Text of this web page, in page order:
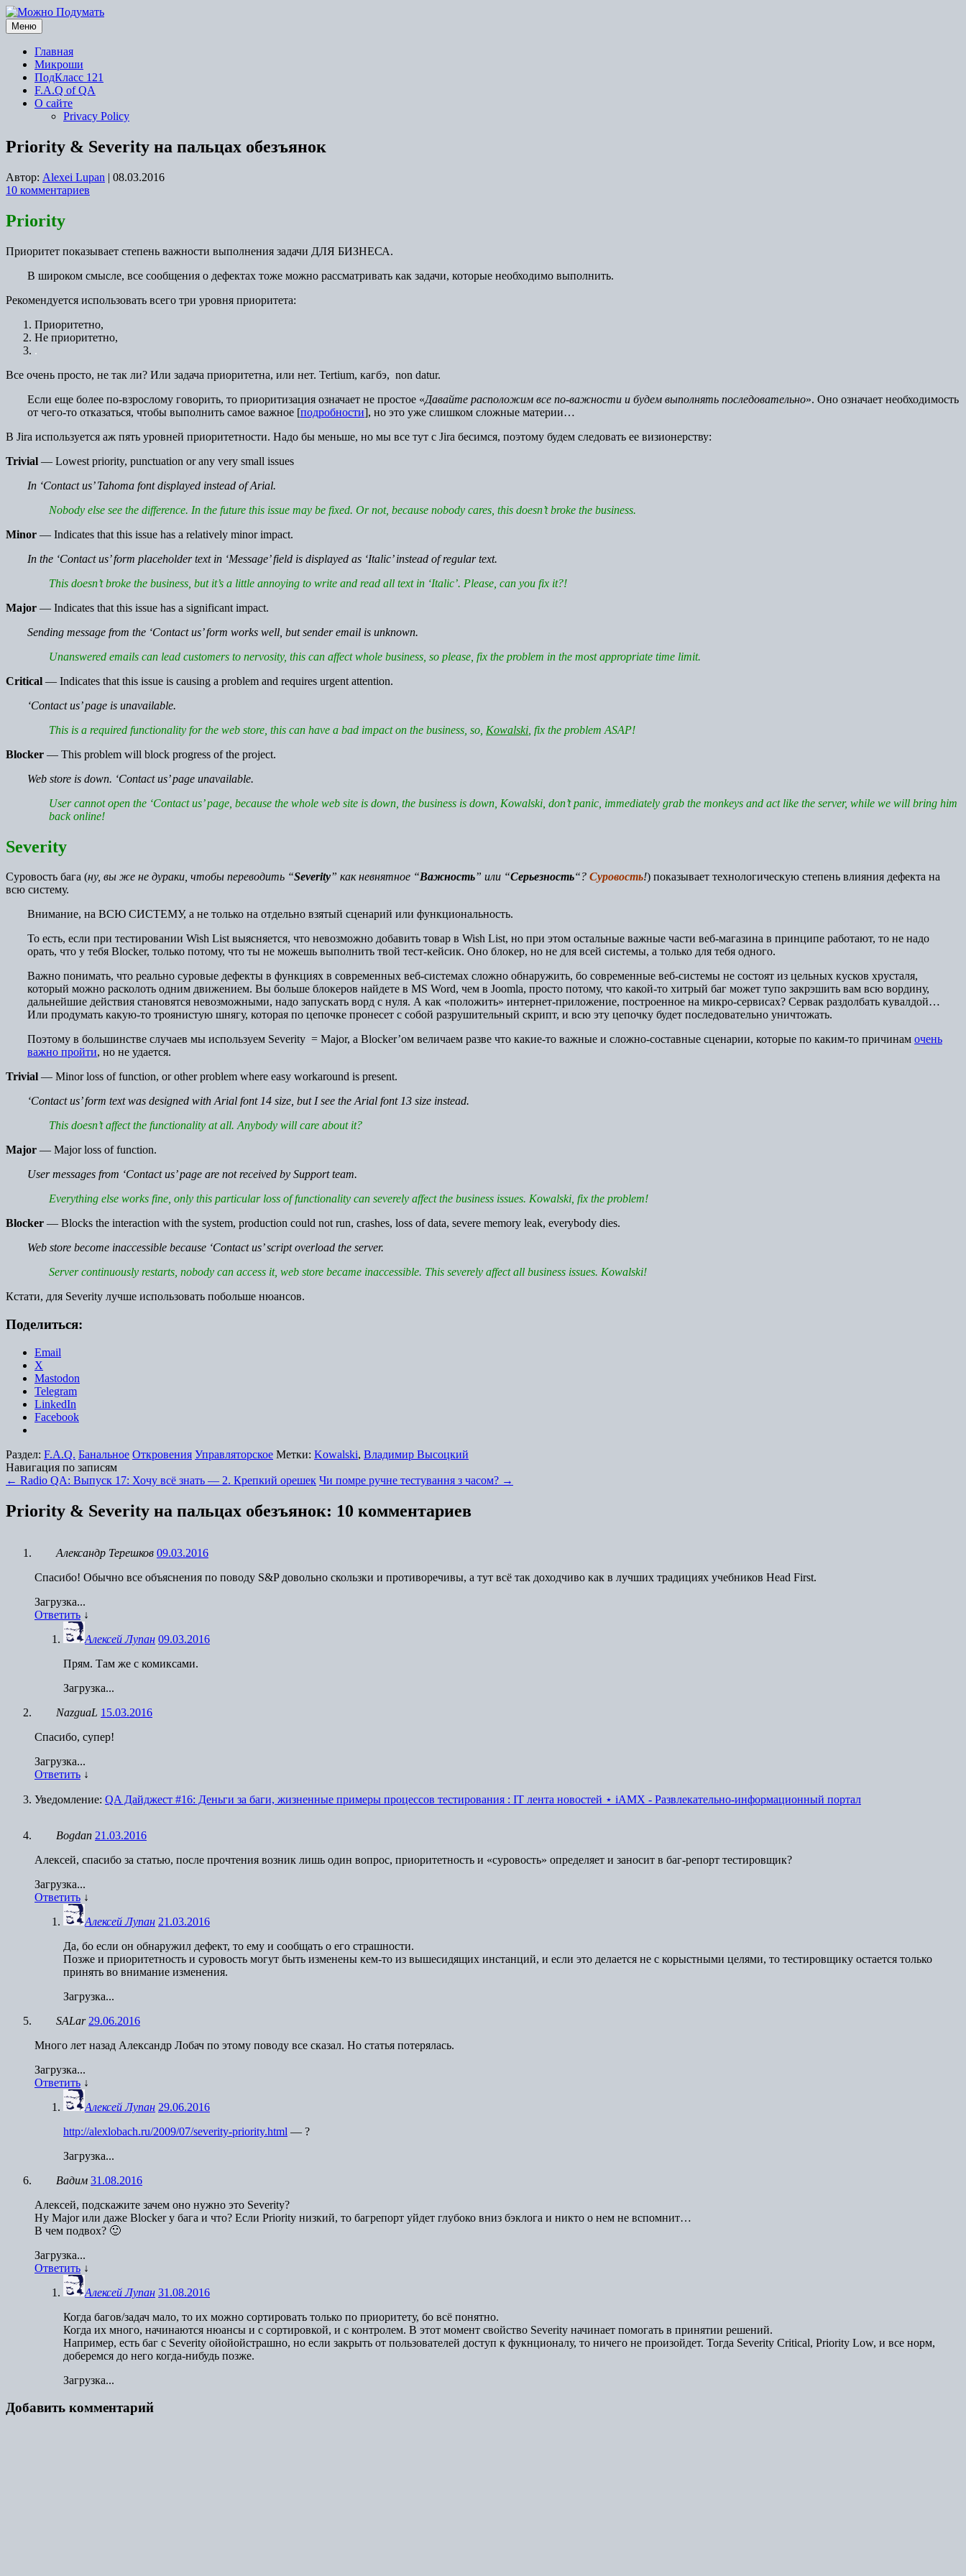
Перейти
к
содержимому
Меню
Главная
Микроши
ПодКласс 121
F.A.Q of QA
О сайте
Privacy Policy
Priority & Severity на пальцах обезъянок
Автор: Alexei Lupan | 08.03.2016
10 комментариев
Priority
Приоритет показывает степень важности выполнения задачи ДЛЯ БИЗНЕСА.
В широком смысле, все сообщения о дефектах тоже можно рассматривать как задачи, которые необходимо выполнить.
Рекомендуется использовать всего три уровня приоритета:
Приоритетно,
Не приоритетно,
.
Все очень просто, не так ли? Или задача приоритетна, или нет. Tertium, кагбэ, non datur.
Если еще более по-взрослому говорить, то приоритизация означает не простое «Давайте расположим все по-важности и будем выполнять последовательно». Оно означает необходимость
от чего-то отказаться, чтобы выполнить самое важное [подробности], но это уже слишком сложные материи…
В Jira используется аж пять уровней приоритетности. Надо бы меньше, но мы все тут с Jira бесимся, поэтому будем следовать ее визионерству:
Trivial — Lowest priority, punctuation or any very small issues
In ‘Contact us’ Tahoma font displayed instead of Arial.
Nobody else see the difference. In the future this issue may be fixed. Or not, because nobody cares, this doesn’t broke the business.
Minor — Indicates that this issue has a relatively minor impact.
In the ‘Contact us’ form placeholder text in ‘Message’ field is displayed as ‘Italic’ instead of regular text.
This doesn’t broke the business, but it’s a little annoying to write and read all text in ‘Italic’. Please, can you fix it?!
Major — Indicates that this issue has a significant impact.
Sending message from the ‘Contact us’ form works well, but sender email is unknown.
Unanswered emails can lead customers to nervosity, this can affect whole business, so please, fix the problem in the most appropriate time limit.
Critical — Indicates that this issue is causing a problem and requires urgent attention.
‘Contact us’ page is unavailable.
This is a required functionality for the web store, this can have a bad impact on the business, so, Kowalski , fix the problem ASAP!
Blocker — This problem will block progress of the project.
Web store is down. ‘Contact us’ page unavailable.
User cannot open the ‘Contact us’ page, because the whole web site is down, the business is down, Kowalski , don’t panic, immediately grab the monkeys and act like the server, while we will bring him
back online!
Severity
Суровость бага (ну, вы же не дураки, чтобы переводить “Severity” как невнятное “Важность” или “Серьезность“? Суровость!) показывает технологическую степень влияния дефекта на
всю систему.
Внимание, на ВСЮ СИСТЕМУ, а не только на отдельно взятый сценарий или функциональность.
То есть, если при тестировании Wish List выясняется, что невозможно добавить товар в Wish List, но при этом остальные важные части веб-магазина в принципе работают, то не надо
орать, что у тебя Blocker, только потому, что ты не можешь выполнить твой тест-кейсик. Оно блокер, но не для всей системы, а только для тебя одного.
Важно понимать, что реально суровые дефекты в функциях в современных веб-системах сложно обнаружить, бо современные веб-системы не состоят из цельных кусков хрусталя,
который можно расколоть одним движением. Вы больше блокеров найдете в MS Word, чем в Joomla, просто потому, что какой-то хитрый баг может тупо закрэшить вам всю вордину,
дальнейшие действия становятся невозможными, надо запускать ворд с нуля. А как «положить» интернет-приложение, построенное на микро-сервисах? Сервак раздолбать кувалдой…
Или продумать какую-то троянистую шнягу, которая по цепочке пронесет с собой разрушительный скрипт, и всю эту цепочку будет последовательно уничтожать.
Поэтому в большинстве случаев мы используем Severity = Major, а Blocker’ом величаем разве что какие-то важные и сложно-составные сценарии, которые по каким-то причинам очень
важно пройти, но не удается.
Trivial — Minor loss of function, or other problem where easy workaround is present.
‘Contact us’ form text was designed with Arial font 14 size, but I see the Arial font 13 size instead.
This doesn’t affect the functionality at all. Anybody will care about it?
Major — Major loss of function.
User messages from ‘Contact us’ page are not received by Support team.
Everything else works fine, only this particular loss of functionality can severely affect the business issues. Kowalski, fix the problem!
Blocker — Blocks the interaction with the system, production could not run, crashes, loss of data, severe memory leak, everybody dies.
Web store become inaccessible because ‘Contact us’ script overload the server.
Server continuously restarts, nobody can access it, web store became inaccessible. This severely affect all business issues. Kowalski!
Кстати, для Severity лучше использовать побольше нюансов.
Поделиться:
Email
X
Mastodon
Telegram
LinkedIn
Facebook
Раздел: F.A.Q. Банальное Откровения Управляторское Метки: Kowalski, Владимир Высоцкий
Навигация по записям
← Radio QA: Выпуск 17: Хочу всё знать — 2. Крепкий орешек Чи помре ручне тестування з часом? →
Priority & Severity на пальцах обезъянок: 10 комментариев
Александр Терешков 09.03.2016
Спасибо! Обычно все объяснения по поводу S&P довольно скользки и противоречивы, а тут всё так доходчиво как в лучших традициях учебников Head First.
Загрузка...
Ответить ↓
Алексей Лупан 09.03.2016
Прям. Там же с комиксами.
Загрузка...
NazguaL 15.03.2016
Спасибо, супер!
Загрузка...
Ответить ↓
Уведомление: QA Дайджест #16: Деньги за баги, жизненные примеры процессов тестирования : IT лента новостей ⋆ iAMX - Развлекательно-информационный портал
Bogdan 21.03.2016
Алексей, спасибо за статью, после прочтения возник лишь один вопрос, приоритетность и «суровость» определяет и заносит в баг-репорт тестировщик?
Загрузка...
Ответить ↓
Алексей Лупан 21.03.2016
Да, бо если он обнаружил дефект, то ему и сообщать о его страшности.
Позже и приоритетность и суровость могут быть изменены кем-то из вышесидящих инстанций, и если это делается не с корыстными целями, то тестировщику остается только
принять во внимание изменения.
Загрузка...
SALar 29.06.2016
Много лет назад Александр Лобач по этому поводу все сказал. Но статья потерялась.
Загрузка...
Ответить ↓
Алексей Лупан 29.06.2016
http://alexlobach.ru/2009/07/severity-priority.html — ?
Загрузка...
Вадим 31.08.2016
Алексей, подскажите зачем оно нужно это Severity?
Ну Major или даже Blocker у бага и что? Если Priority низкий, то багрепорт уйдет глубоко вниз бэклога и никто о нем не вспомнит…
В чем подвох? 🙂
Загрузка...
Ответить ↓
Алексей Лупан 31.08.2016
Когда багов/задач мало, то их можно сортировать только по приоритету, бо всё понятно.
Когда их много, начинаются нюансы и с сортировкой, и с контролем. В этот момент свойство Severity начинает помогать в принятии решений.
Например, есть баг с Severity ойойойстрашно, но если закрыть от пользователей доступ к фукнционалу, то ничего не произойдет. Тогда Severity Critical, Priority Low, и все норм,
доберемся до него когда-нибудь позже.
Загрузка...
Добавить комментарий